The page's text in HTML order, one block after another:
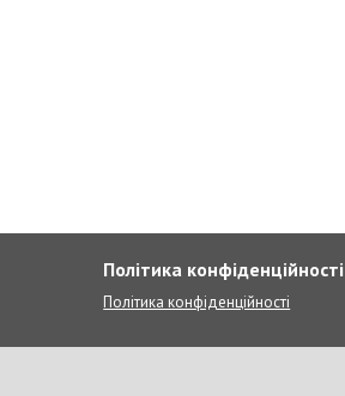
Політика конфіденційності
Політика конфіденційності